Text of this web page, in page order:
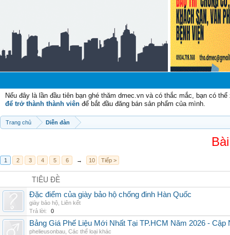
Nếu đây là lần đầu tiên bạn ghé thăm dmec.vn và có thắc mắc, bạn có
để trở thành thành viên để bắt đầu đăng bán sản phẩm của mình.
Trang chủ Diễn đàn
1 2 3 4 5 6 → 10 Tiếp >
TIÊU ĐỀ
Đặc điểm của giày bảo hộ chống đinh Hàn Quốc
giày bảo hộ Liên kết
Trả lời:
0
Bảng Giá Phế Liệu Mới Nhất Tại TP.HCM Năm 2026 - Cập
phelieusonbau Các thể loại khác